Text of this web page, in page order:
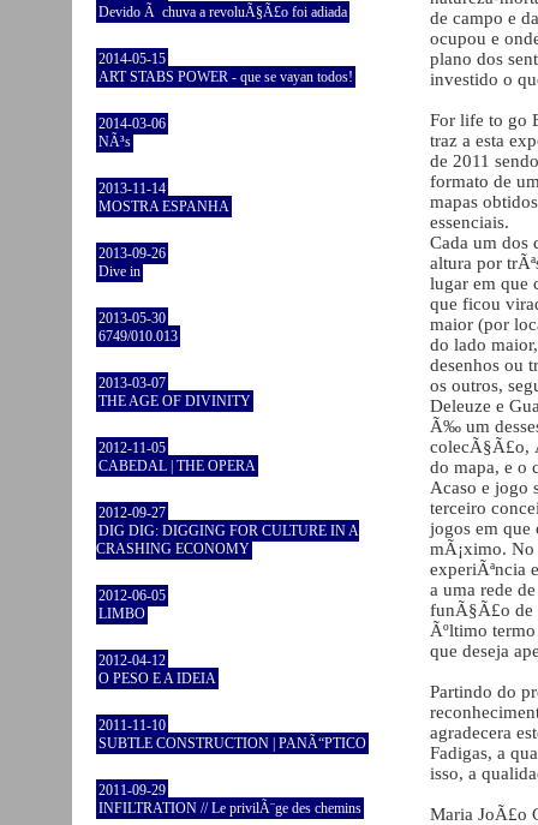
Devido Ã chuva a revoluÃ§Ã£o foi adiada
2014-05-15
ART STABS POWER - que se vayan todos!
2014-03-06
NÃ³s
2013-11-14
MOSTRA ESPANHA
2013-09-26
Dive in
2013-05-30
6749/010.013
2013-03-07
THE AGE OF DIVINITY
2012-11-05
CABEDAL | THE OPERA
2012-09-27
DIG DIG: DIGGING FOR CULTURE IN A
CRASHING ECONOMY
2012-06-05
LIMBO
2012-04-12
O PESO E A IDEIA
2011-11-10
SUBTLE CONSTRUCTION | PANÃ“PTICO
2011-09-29
INFILTRATION // Le privilÃ¨ge des chemins
de campo e
ocupou e
plano dos
investido o
For life to go
traz a esta
de 2011
formato de
mapas
essenciais.
Cada um dos
altura por
lugar em que
que ficou
maior (por
do lado
desenhos ou
os outros,
Deleuze e
Ã‰ um
colecÃ§Ã£o,
do mapa, e o
Acaso e jogo
terceiro
jogos em
mÃ¡ximo. No
experiÃªncia
a uma rede
funÃ§Ã£o de
Ãºltimo
que deseja
Partindo do
agradecera
Fadigas, a
isso, a
Maria JoÃ£o